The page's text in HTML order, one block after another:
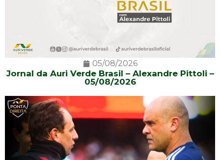
05/08/2026
Jornal da Auri Verde Brasil – Alexandre Pittoli –
05/08/2026